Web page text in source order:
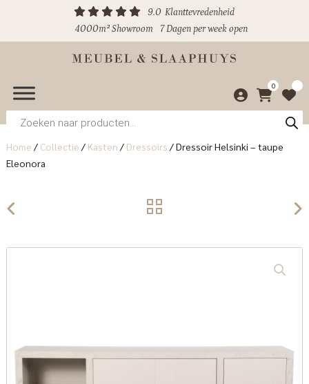
9.0 Klanttevredenheid
4000m² Showroom
7 Dagen per week open
0
Producten
zoeken
Home / Collectie / Kasten / Dressoirs /Dressoir Helsinki – taupe
Eleonora